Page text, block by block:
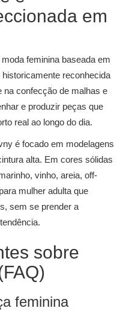
em
feminina baseada em
reconhecida
na confecção de malhas e
e produzir peças que
real ao longo do dia.
é focado em modelagens
alta. Em cores sólidas
vinho, areia, off-
mulher adulta que
sem se prender a
sobre
feminina